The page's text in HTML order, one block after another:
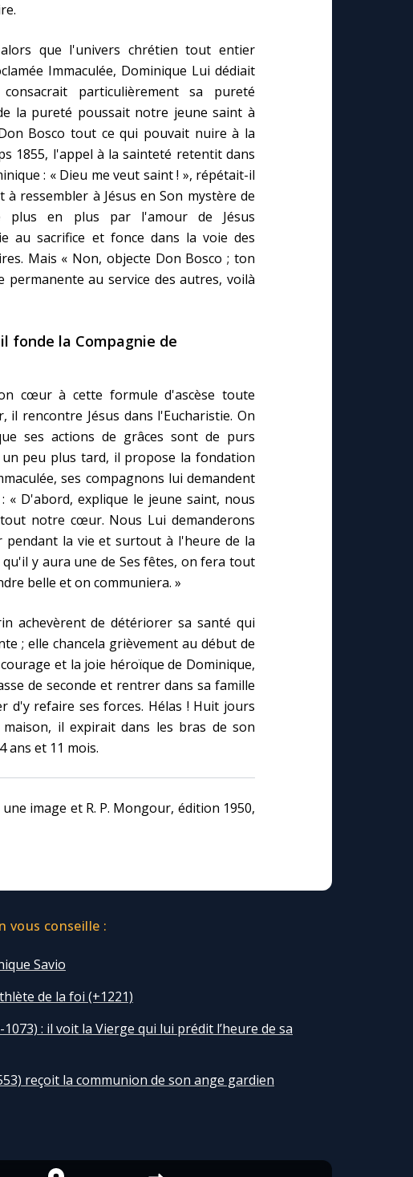
que l'univers chrétien tout entier
Immaculée, Dominique Lui dédiait
particulièrement sa pureté
la pureté poussait notre jeune saint à
Bosco tout ce qui pouvait nuire à la
1855, l'appel à la sainteté retentit dans
: « Dieu me veut saint ! », répétait-il
à ressembler à Jésus en Son mystère de
plus en plus par l'amour de Jésus
au sacrifice et fonce dans la voie des
Mais « Non, objecte Don Bosco ; ton
permanente au service des autres, voilà
fonde la Compagnie de
cœur à cette formule d'ascèse toute
il rencontre Jésus dans l'Eucharistie. On
ses actions de grâces sont de purs
un peu plus tard, il propose la fondation
ses compagnons lui demandent
« D'abord, explique le jeune saint, nous
notre cœur. Nous Lui demanderons
pendant la vie et surtout à l'heure de la
y aura une de Ses fêtes, on fera tout
belle et on communiera. »
achevèrent de détériorer sa santé qui
; elle chancela grièvement au début de
et la joie héroïque de Dominique,
de seconde et rentrer dans sa famille
d'y refaire ses forces. Hélas ! Huit jours
il expirait dans les bras de son
ans et 11 mois.
image et R. P. Mongour, édition 1950,
vous conseille :
Savio
de la foi (+1221)
: il voit la Vierge qui lui prédit l’heure de sa
reçoit la communion de son ange gardien